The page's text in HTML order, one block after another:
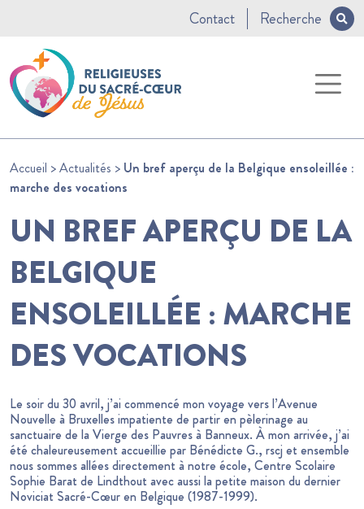
Contact Recherche
Accueil >Actualités > Un bref aperçu de la Belgique ensoleillée :
marche des vocations
UN BREF APERÇU DE LA
BELGIQUE
ENSOLEILLÉE : MARCHE
DES VOCATIONS
Le soir du 30 avril, j’ai commencé mon voyage vers l’Avenue
Nouvelle à Bruxelles impatiente de partir en pèlerinage au
sanctuaire de la Vierge des Pauvres à Banneux. À mon arrivée, j’ai
été chaleureusement accueillie par Bénédicte G., rscj et ensemble
nous sommes allées directement à notre école, Centre Scolaire
Sophie Barat de Lindthout avec aussi la petite maison du dernier
Noviciat Sacré-Cœur en Belgique (1987-1999).